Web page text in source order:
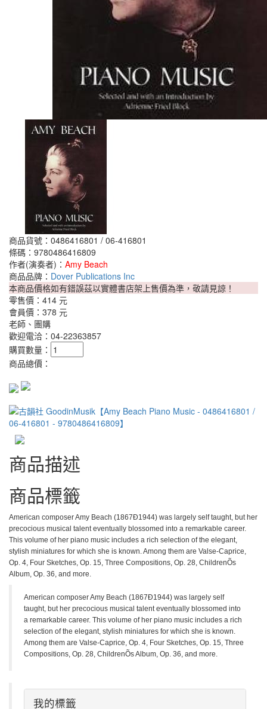
商品貨號：0486416801 / 06-416801
條碼：9780486416809
作者(演奏者)： Amy Beach
商品品牌： Dover Publications Inc
本商品價格如有錯誤茲以實體書店架上售價為準，敬請見諒！
零售價： 414 元
會員價： 378 元
老師、團購
歡迎電洽：04-22363857
購買數量：
商品總價：
商品描述
商品標籤
American composer Amy Beach (1867Ð1944) was largely self taught, but her
precocious musical talent eventually blossomed into a remarkable career.
This volume of her piano music includes a rich selection of the elegant,
stylish miniatures for which she is known. Among them are Valse-Caprice,
Op. 4, Four Sketches, Op. 15, Three Compositions, Op. 28, ChildrenÕs
Album, Op. 36, and more.
American composer Amy Beach (1867Ð1944) was largely self
taught, but her precocious musical talent eventually blossomed into
a remarkable career. This volume of her piano music includes a rich
selection of the elegant, stylish miniatures for which she is known.
Among them are Valse-Caprice, Op. 4, Four Sketches, Op. 15, Three
Compositions, Op. 28, ChildrenÕs Album, Op. 36, and more.
我的標籤